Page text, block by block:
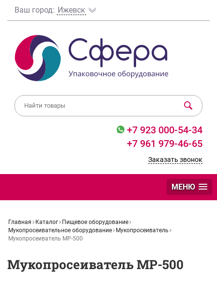
Ваш город: Ижевск
+7 923 000-54-34
+7 961 979-46-65
Заказать звонок
МЕНЮ
Главная Каталог
Пищевое оборудование
Мукопросеивательное оборудование
Мукопросеиватель
Мукопросеиватель MP-500
Мукопросеиватель MP-500